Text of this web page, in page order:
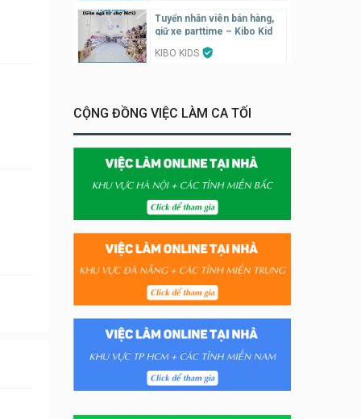
Tuyển nhân viên bán hàng,
giữ xe parttime – Kibo Kid
KIBO KIDS
Công ty
Tuyển nhân viên tiếp thực,
phục vụ bàn
Nhà hàng Phủi Quán
– hỗ trợ ăn ở
Quán bánh đa cua
Tuyển nhân viên bán hàng
GÀ GÔ FASTFOOD
Tuyển nhân viên bán hàng
parttime
CỘNG ĐỒNG VIỆC LÀM CA TỐI